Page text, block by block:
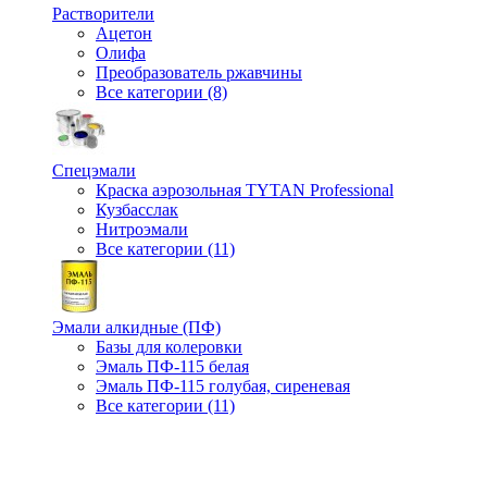
Растворители
Ацетон
Олифа
Преобразователь ржавчины
Все категории (8)
Спецэмали
Краска аэрозольная TYTAN Professional
Кузбасслак
Нитроэмали
Все категории (11)
Эмали алкидные (ПФ)
Базы для колеровки
Эмаль ПФ-115 белая
Эмаль ПФ-115 голубая, сиреневая
Все категории (11)